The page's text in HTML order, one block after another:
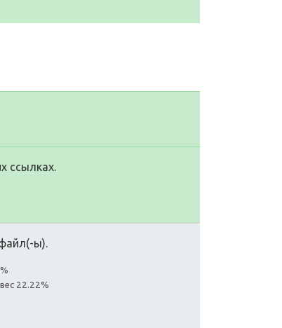
ссылках.
ы).
22.22%